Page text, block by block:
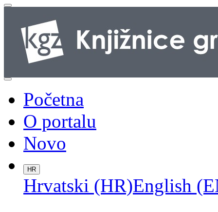
Početna
O portalu
Novo
HR
Hrvatski (HR)English